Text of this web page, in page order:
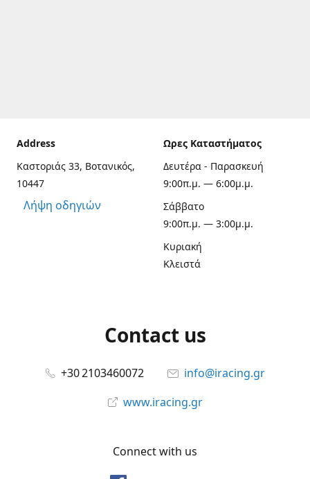
Address
Καστοριάς 33, Βοτανικός,
10447
Λήψη οδηγιών
Ωρες Καταστήματος
Δευτέρα - Παρασκευή
9:00π.μ. — 6:00μ.μ.
Σάββατο
9:00π.μ. — 3:00μ.μ.
Κυριακή
Κλειστά
Contact us
+30 2103460072
info@iracing.gr
www.iracing.gr
Connect with us